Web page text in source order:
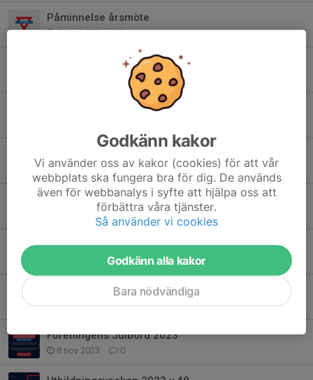
Påminnelse årsmöte
7 apr 2025 0
KFUM Norrköpings Julbord 1/12-24
0
KM i Äventyrsgolf och årsmöte del 2
15 jan 2024 0
KFUM Dagarna 2024
15 jan 2024 0
Ungdomsbio 27 december!
0
Höströj i Äventyrsgolfen
Föreningens Julbord 2023
8 nov 2023 0
Godkänn kakor
Vi använder oss av kakor (cookies) för att vår
webbplats ska fungera bra för dig. De används
även för webbanalys i syfte att hjälpa oss att
förbättra våra tjänster.
Så använder vi cookies
Godkänn alla kakor
Bara nödvändiga